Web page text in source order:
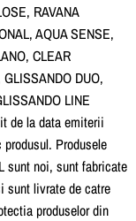
RAVANA
AQUA SENSE,
CLEAR
DUO,
LINE
de la data emiterii
Produsele
sunt noi, sunt fabricate
sunt livrate de catre
produselor din